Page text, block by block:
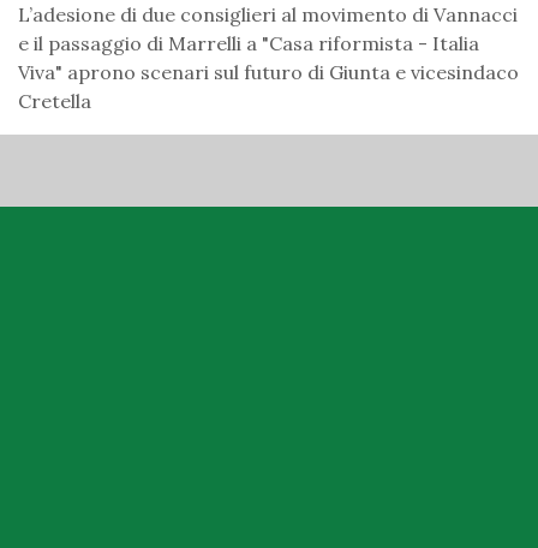
L’adesione di due consiglieri al movimento di Vannacci
e il passaggio di Marrelli a "Casa riformista - Italia
Viva" aprono scenari sul futuro di Giunta e vicesindaco
Cretella